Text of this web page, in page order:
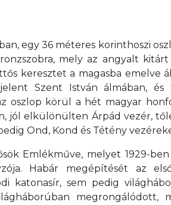
egy 36 méteres korinthoszi
mely az angyalt
keresztet a magasba emelve
Szent István álmában,
oszlop körül a hét magyar
jól elkülönülten Árpád vezér,
Ond, Kond és Tétény
Emlékműve, melyet 1929-
Habár megépítését az
katonasír, sem pedig
megrongálódott,